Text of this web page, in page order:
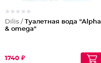
Dilis / Туалетная вода "Alpha
& omega"
1740 ₽